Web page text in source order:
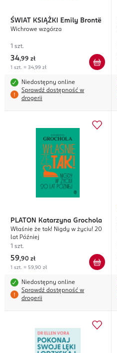
ŚWIAT KSIĄŻKI Emily Brontë
Wichrowe wzgórza
1 szt.
34,99 zł
1 szt. = 34,99 zł
Niedostępny online
Sprawdź dostępność w
drogerii
PLATON Katarzyna Grochola
Właśnie że tak! Nigdy w życiu! 20
lat Później
1 szt.
59,90 zł
1 szt. = 59,90 zł
Niedostępny online
Sprawdź dostępność w
drogerii